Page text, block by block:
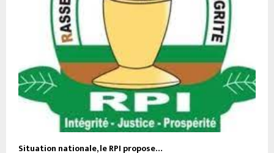
Situation nationale, le RPI propose…